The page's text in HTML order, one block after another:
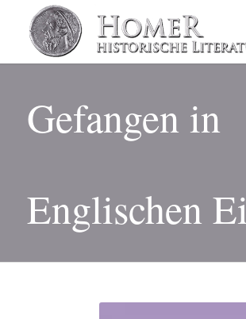
Gefangen in
Englischen